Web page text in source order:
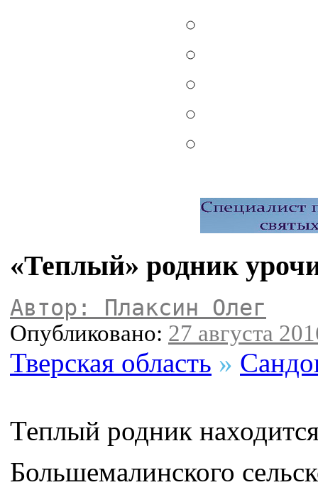
«Теплый» родник
Автор: Плаксин Олег
Опубликовано: 27 августа
Тверская область »
Теплый родник
Большемалинского